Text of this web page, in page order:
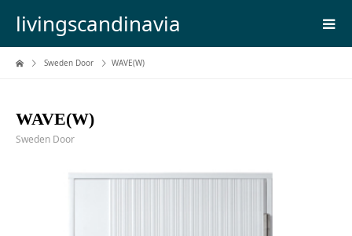
livingscandinavia
Sweden Door WAVE(W)
WAVE(W)
Sweden Door